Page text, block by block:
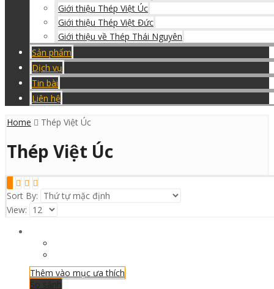
Giới thiệu Thép Việt Úc
Giới thiệu Thép Việt Đức
Giới thiệu về Thép Thái Nguyên
Sản phẩm
Dịch vụ
Tin bài
Liên hệ
Home Thép Việt Úc
Thép Việt Úc
Sort By:
View:
Thêm vào mục ưa thích